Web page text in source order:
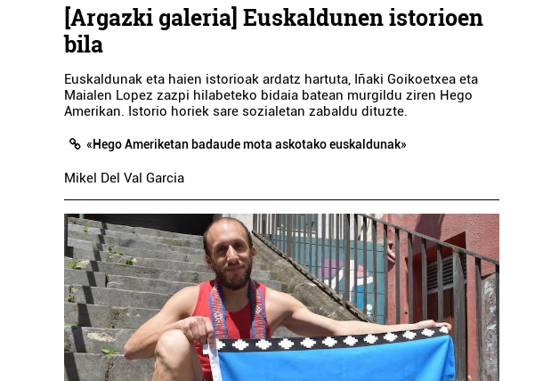
[Argazki galeria] Euskaldunen istorioen
bila
Euskaldunak eta haien istorioak ardatz hartuta, Iñaki Goikoetxea eta
Maialen Lopez zazpi hilabeteko bidaia batean murgildu ziren Hego
Amerikan. Istorio horiek sare sozialetan zabaldu dituzte.
«Hego Ameriketan badaude mota askotako euskaldunak»
Mikel Del Val Garcia